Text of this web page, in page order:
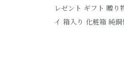
レゼント ギフト 贈
イ 箱入り 化粧箱 純